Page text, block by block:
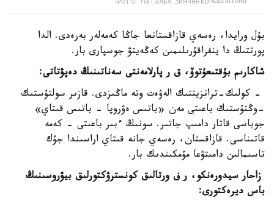
Фото: Наталья Зинченко/Kazinform
بۇل ورايدا، رەسەي قازاقستانعا جاڭا كەمەلەر بەرەدى. الدا
پورتتىڭ دا ينفراقۇرىلىمىن كەڭەيتۋ جوسپارى بار.
شاكارىم بۇقتىعۇتوۆ، ق ر پارلامەنتى سەناتىنىڭ دەپۋتاتى:
- كولىك-ترانزيتتىك الەۋەت وتە ماڭىزدى. قازىر سولتۇستىك
-وڭتۇستىك باعىتى مەن «باتىس ەۋروپا - باتىس قىتاي»
جوباسى قاتار دامىپ جاتىر. سونىڭ ءبىر باعىتى - كەمە
قاتىناسى. قازاقستان، رەسەي جانە قىتاي اراسىندا جۇك
تاسىمالىن دامىتۋعا مۇمكىندىك بار.
زاحار سيدورەنكو، ر ف ورتالىق كونسترۋكتورلىق بيۋروسىنىڭ
باس ديرەكتورى: